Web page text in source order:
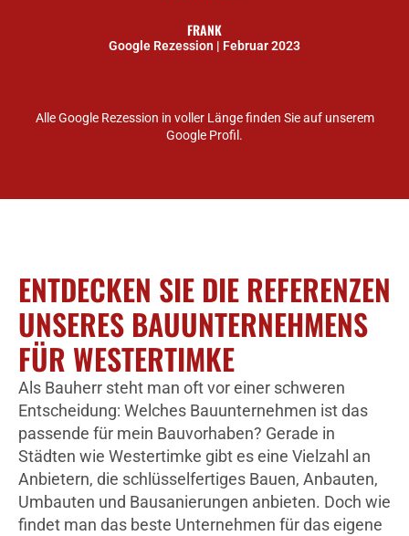
FRANK
Google Rezession | Februar 2023
Alle Google Rezession in voller Länge finden Sie auf unserem
Google Profil.
ENTDECKEN SIE DIE REFERENZEN
UNSERES BAUUNTERNEHMENS
FÜR WESTERTIMKE
Als Bauherr steht man oft vor einer schweren
Entscheidung: Welches Bauunternehmen ist das
passende für mein Bauvorhaben? Gerade in
Städten wie Westertimke gibt es eine Vielzahl an
Anbietern, die schlüsselfertiges Bauen, Anbauten,
Umbauten und Bausanierungen anbieten. Doch wie
findet man das beste Unternehmen für das eigene